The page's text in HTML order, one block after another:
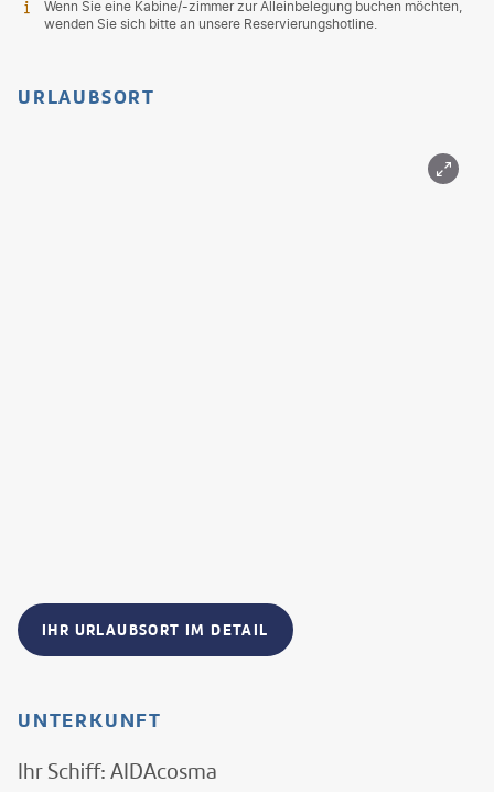
Wenn Sie eine Kabine/-zimmer zur Alleinbelegung buchen möchten,
wenden Sie sich bitte an unsere Reservierungshotline.
URLAUBSORT
IHR URLAUBSORT IM DETAIL
UNTERKUNFT
Ihr Schiff: AIDAcosma